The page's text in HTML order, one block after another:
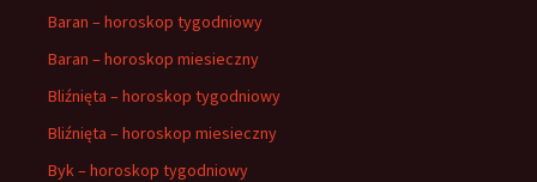
Baran – horoskop tygodniowy
Baran – horoskop miesieczny
Bliźnięta – horoskop tygodniowy
Bliźnięta – horoskop miesieczny
Byk – horoskop tygodniowy